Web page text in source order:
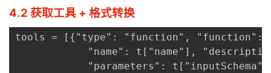
4.2 获取工具 + 格式转换
tools = [{"type": "function", "function":
"name": t["name"],
"parameters":